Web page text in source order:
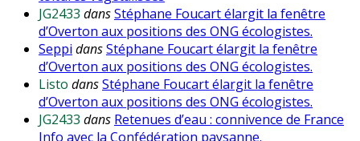
JG2433 dansStéphane Foucart élargit la fenêtre
d’Overton aux positions des ONG écologistes.
Seppi dansStéphane Foucart élargit la fenêtre
d’Overton aux positions des ONG écologistes.
Listo dansStéphane Foucart élargit la fenêtre
d’Overton aux positions des ONG écologistes.
JG2433 dans Retenues d’eau : connivence de France
Info avec la Confédération paysanne.